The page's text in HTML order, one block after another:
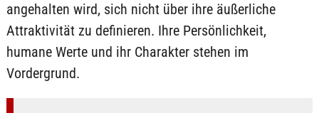
angehalten wird, sich nicht über ihre äußerliche
Attraktivität zu definieren. Ihre Persönlichkeit,
humane Werte und ihr Charakter stehen im
Vordergrund.